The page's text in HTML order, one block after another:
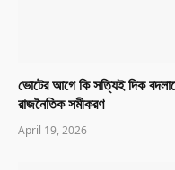
ভোটের আগে কি সত্যিই দিক
রাজনৈতিক সমীকরণ
April 19, 2026